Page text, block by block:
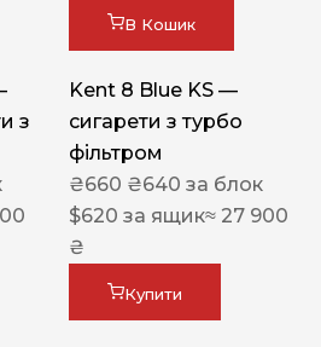
з
В Кошик
Kent 8 Blue KS —
сигарети з турбо
фільтром
₴660 ₴640 за блок
$620 за ящик≈ 27 900
₴
Купити